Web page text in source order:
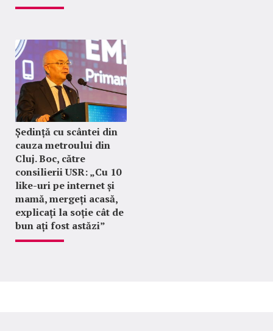
Ședință cu scântei din
cauza metroului din
Cluj. Boc, către
consilierii USR: „Cu 10
like-uri pe internet și
mamă, mergeți acasă,
explicați la soție cât de
bun ați fost astăzi”